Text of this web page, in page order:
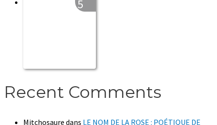
5
Recent Comments
Mitchosaure dans LE NOM DE LA ROSE : POÉTIQUE DE